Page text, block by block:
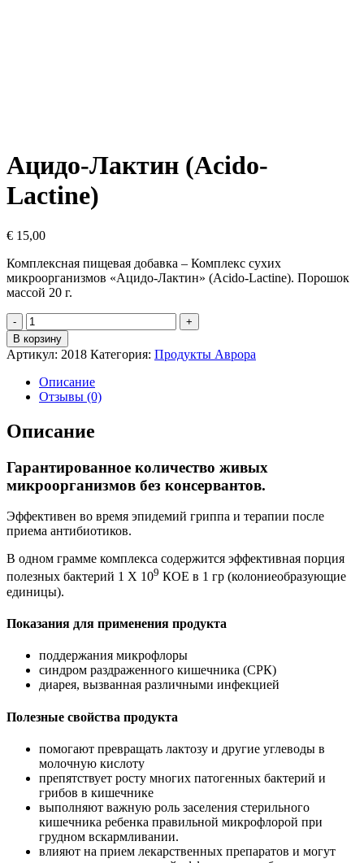
Ацидо-Лактин (Acido-
Lactine)
€ 15,00
Комплексная пищевая добавка – Комплекс сухих
микроорганизмов «Ацидо-Лактин» (Acido-Laсtinе). Порошок
массой 20 г.
Количество
товара
Ацидо-
Лактин
(Acido-
Lactine)
В корзину
Артикул: 2018 Категория: Продукты Аврора
Описание
Отзывы (0)
Описание
Гарантированное количество живых
микроорганизмов без консервантов.
Эффективен во время эпидемий гриппа и терапии после
приема антибиотиков.
В одном грамме комплекса содержится эффективная порция
полезных бактерий 1 Х 109 КОЕ в 1 гр (колониеобразующие
единицы).
Показания для применения продукта
поддержания микрофлоры
синдром раздраженного кишечника (СРК)
диарея, вызванная различными инфекцией
Полезные свойства продукта
помогают превращать лактозу и другие углеводы в
молочную кислоту
препятствует росту многих патогенных бактерий и
грибов в кишечнике
выполняют важную роль заселения стерильного
кишечника ребенка правильной микрофлорой при
грудном вскармливании.
влияют на прием лекарственных препаратов и могут